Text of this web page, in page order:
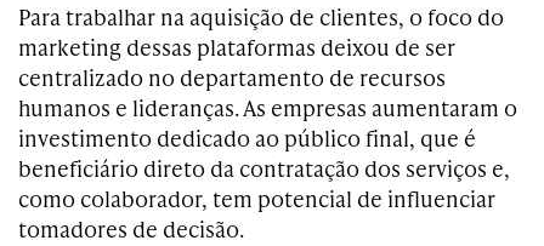
Para trabalhar na aquisição de clientes, o foco do
marketing dessas plataformas deixou de ser
centralizado no departamento de recursos
humanos e lideranças. As empresas aumentaram o
investimento dedicado ao público final, que é
beneficiário direto da contratação dos serviços e,
como colaborador, tem potencial de influenciar
tomadores de decisão.